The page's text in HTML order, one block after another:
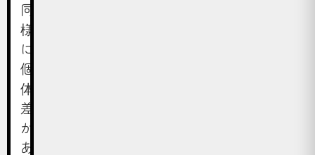
同
様
に
個
体
差
が
あ